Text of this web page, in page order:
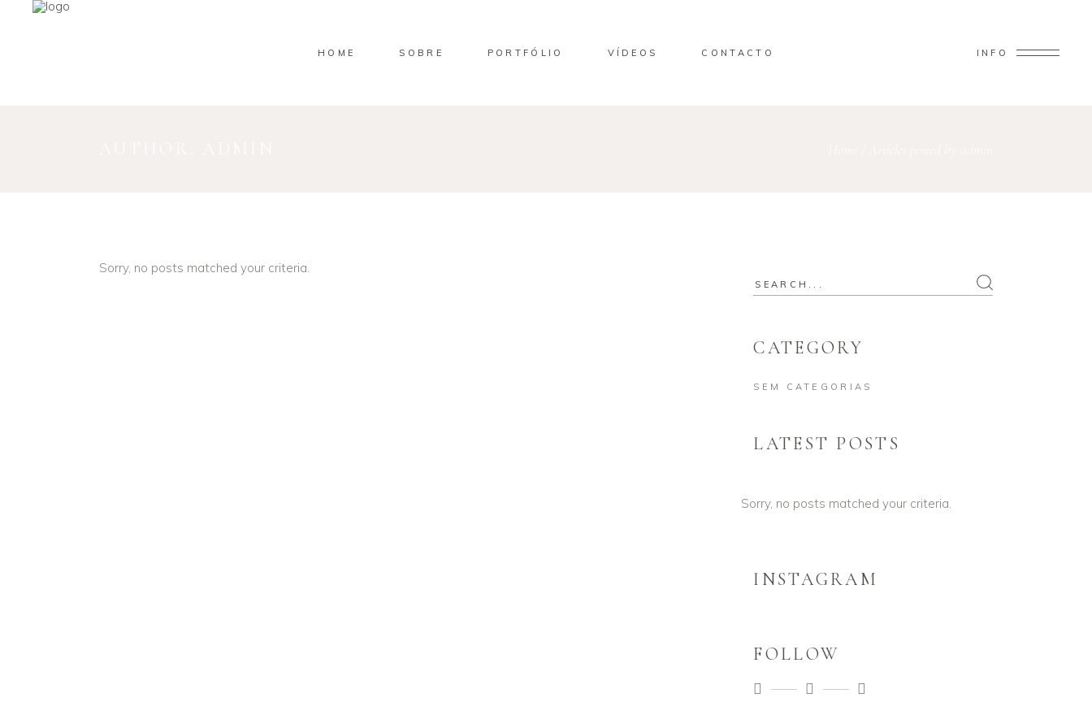
HOME SOBRE PORTFÓLIO VÍDEOS CONTACTO INFO
Sorry, no posts matched your criteria.
Search
CATEGORY
SEM CATEGORIAS
LATEST POSTS
Sorry, no posts matched your criteria.
INSTAGRAM
FOLLOW